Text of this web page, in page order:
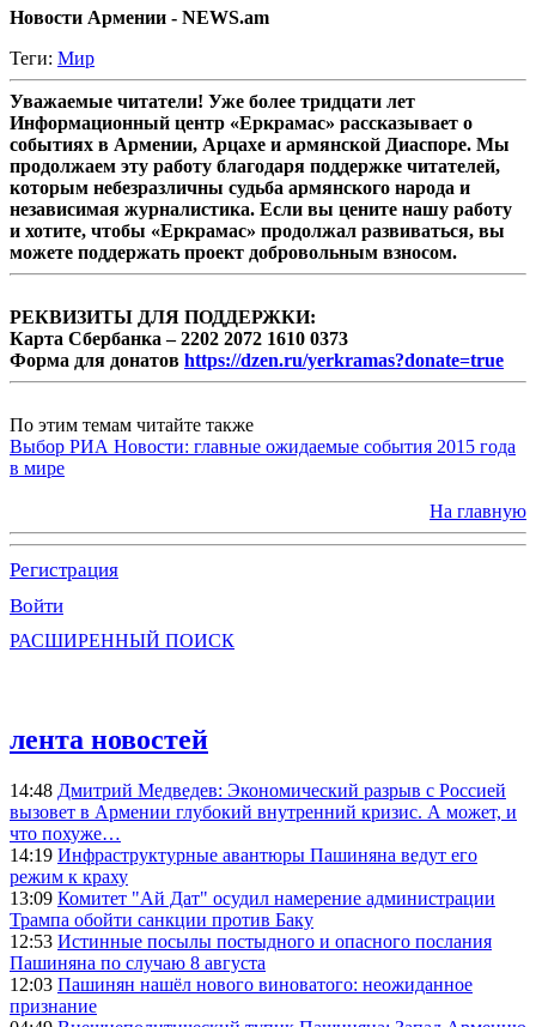
Новости Армении - NEWS.am
Теги: Мир
Уважаемые читатели! Уже более тридцати лет
Информационный центр «Еркрамас» рассказывает о
событиях в Армении, Арцахе и армянской Диаспоре. Мы
продолжаем эту работу благодаря поддержке читателей,
которым небезразличны судьба армянского народа и
независимая журналистика. Если вы цените нашу работу
и хотите, чтобы «Еркрамас» продолжал развиваться, вы
можете поддержать проект добровольным взносом.
РЕКВИЗИТЫ ДЛЯ ПОДДЕРЖКИ:
Карта Сбербанка – 2202 2072 1610 0373
Форма для донатов https://dzen.ru/yerkramas?donate=true
По этим темам читайте также
Выбор РИА Новости: главные ожидаемые события 2015 года
в мире
На главную
Регистрация
Войти
РАСШИРЕННЫЙ ПОИСК
лента новостей
14:48 Дмитрий Медведев: Экономический разрыв с Россией
вызовет в Армении глубокий внутренний кризис. А может, и
что похуже…
14:19 Инфраструктурные авантюры Пашиняна ведут его
режим к краху
13:09 Комитет "Ай Дат" осудил намерение администрации
Трампа обойти санкции против Баку
12:53 Истинные посылы постыдного и опасного послания
Пашиняна по случаю 8 августа
12:03 Пашинян нашёл нового виноватого: неожиданное
признание